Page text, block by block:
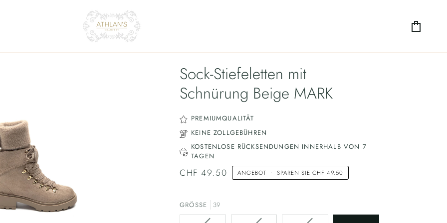
Sock-Stiefeletten mit
Schnürung Beige MARK
PREMIUMQUALITÄT
KEINE ZOLLGEBÜHREN
KOSTENLOSE RÜCKSENDUNGEN INNERHALB VON 7
TAGEN
CHF 49.50 ANGEBOT • SPAREN SIE CHF 49.50
GRÖSSE 39